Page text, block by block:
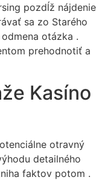
pozdĺž nájdenie
sa zo Starého
otázka .
prehodnotiť a
Kasíno
otravný
detailného
faktov potom .